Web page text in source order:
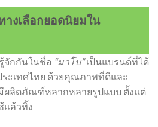
งเลือกยอดนิยมใน
จักกันในชื่อ “มาโบ”เป็นแบรนด์ที่ได้
ะเทศไทย ด้วยคุณภาพที่ดีและ
ผลิตภัณฑ์หลากหลายรูปแบบ ตั้งแต่
แล้วทิ้ง